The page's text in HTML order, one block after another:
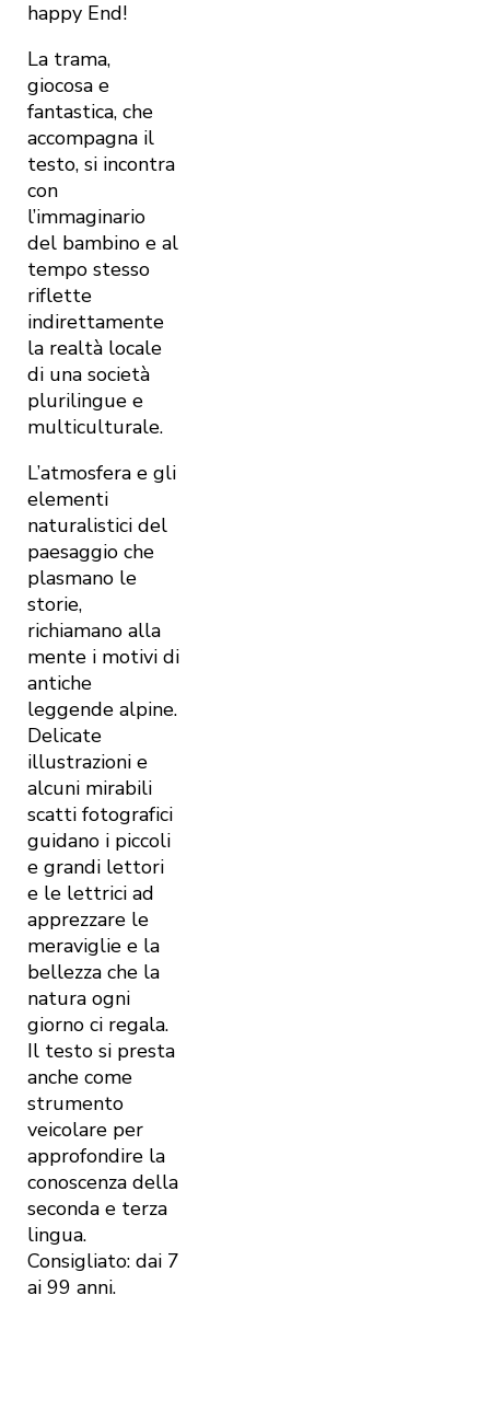
happy End!
La trama,
giocosa e
fantastica, che
accompagna il
testo, si incontra
con
l’immaginario
del bambino e al
tempo stesso
riflette
indirettamente
la realtà locale
di una società
plurilingue e
multiculturale.
L’atmosfera e gli
elementi
naturalistici del
paesaggio che
plasmano le
storie,
richiamano alla
mente i motivi di
antiche
leggende alpine.
Delicate
illustrazioni e
alcuni mirabili
scatti fotografici
guidano i piccoli
e grandi lettori
e le lettrici ad
apprezzare le
meraviglie e la
bellezza che la
natura ogni
giorno ci regala.
Il testo si presta
anche come
strumento
veicolare per
approfondire la
conoscenza della
seconda e terza
lingua.
Consigliato: dai 7
ai 99 anni.